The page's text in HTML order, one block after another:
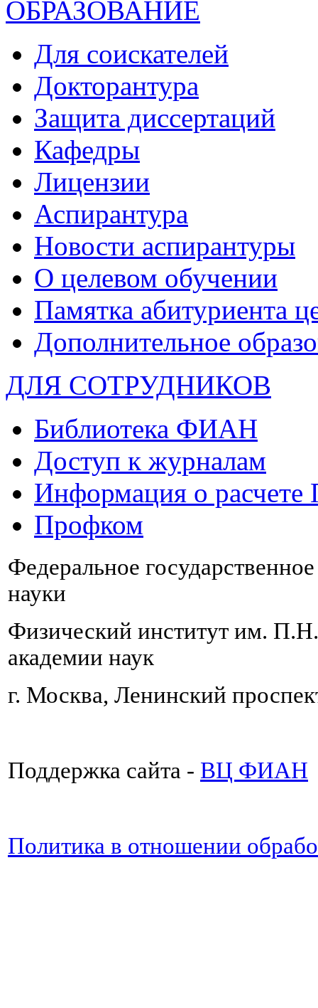
ОБРАЗОВАНИЕ
Для соискателей
Докторантура
Защита диссертаций
Кафедры
Лицензии
Аспирантура
Новости аспирантуры
О целевом обучении
Памятка абитуриента
Дополнительное
ДЛЯ СОТРУДНИКОВ
Библиотека ФИАН
Доступ к журналам
Информация о
Профком
Федеральное
науки
Физический институт им.
академии наук
г. Москва, Ленинский
Поддержка сайта - ВЦ ФИАН
Политика в отношении